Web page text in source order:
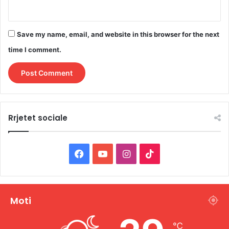
Save my name, email, and website in this browser for the next
time I comment.
Rrjetet sociale
a
e
o
I
n
i
Moti
℃